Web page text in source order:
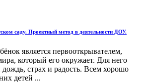
саду. Проектный метод в деятельности ДОУ.
является первооткрывателем,
который его окружает. Для него
страх и радость. Всем хорошо
детей ...